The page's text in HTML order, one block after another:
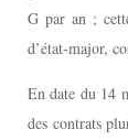
G par an ;
d’état-major,
En date du 14
des contrats